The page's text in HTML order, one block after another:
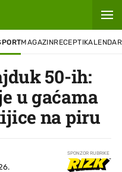
MAGAZINRECEPTIKALENDAR
50-ih:
u gaćama
na piru
SPONZOR RUBRIKE